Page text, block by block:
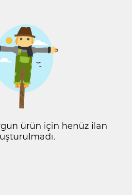
ürün için henüz ilan